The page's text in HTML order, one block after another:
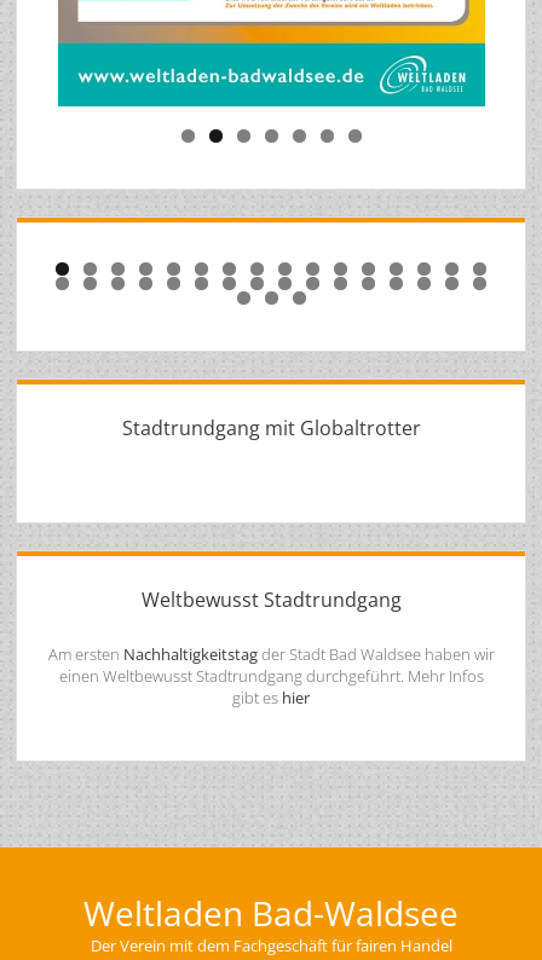
0 1 2 3 4 5 6
7 8 9 0 1 2 3 4 5 6 7 8 9 0 1 2
3 4 5
Stadtrundgang mit Globaltrotter
Weltbewusst Stadtrundgang
Am ersten Nachhaltigkeitstagder Stadt Bad Waldsee haben wir
einen Weltbewusst Stadtrundgang durchgeführt. Mehr Infos
gibt es hier
Weltladen Bad-Waldsee
Der Verein mit dem Fachgeschäft für fairen Handel